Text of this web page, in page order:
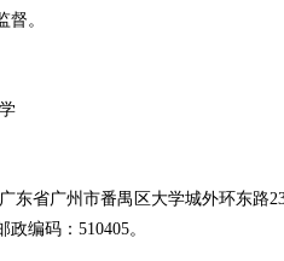
。
东省广州市番禺区大学城外环东路
编码：510405。